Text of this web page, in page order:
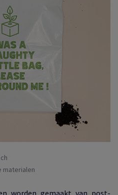
materialen
worden gemaakt van post-